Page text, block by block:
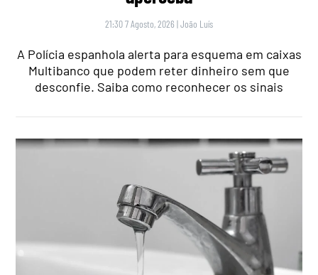
21:30 7 Agosto, 2026 |João Luís
A Polícia espanhola alerta para esquema em caixas
Multibanco que podem reter dinheiro sem que
desconfie. Saiba como reconhecer os sinais